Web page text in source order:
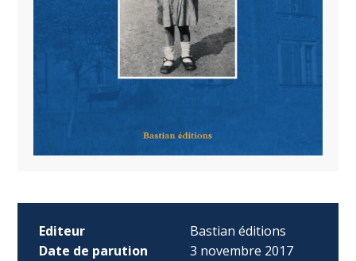
Editeur
Bastian éditions
Date de parution
3 novembre 2017